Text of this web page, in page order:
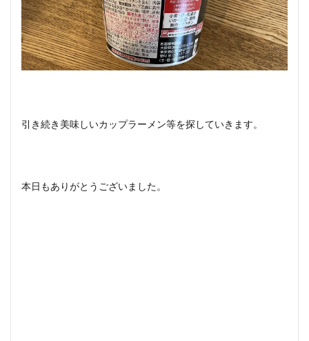
引き続き美味しいカップラーメン等を探していきます。
本日もありがとうございました。